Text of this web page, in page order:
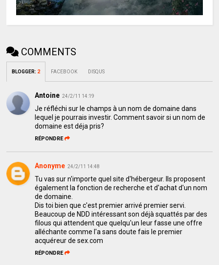
COMMENTS
BLOGGER: 2 FACEBOOK DISQUS
Antoine 24/2/11 14:19
Je réfléchi sur le champs à un nom de domaine dans
lequel je pourrais investir. Comment savoir si un nom de
domaine est déja pris?
RÉPONDRE
Anonyme 24/2/11 14:48
Tu vas sur n'importe quel site d'hébergeur. Ils proposent
également la fonction de recherche et d'achat d'un nom
de domaine.
Dis toi bien que c'est premier arrivé premier servi.
Beaucoup de NDD intéressant son déjà squattés par des
filous qui attendent que quelqu'un leur fasse une offre
alléchante comme l'a sans doute fais le premier
acquéreur de sex.com
RÉPONDRE